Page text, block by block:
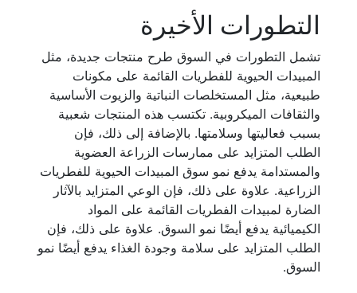
التطورات الأخيرة
تشمل التطورات في السوق طرح منتجات جديدة، مثل
المبيدات الحيوية للفطريات القائمة على مكونات
طبيعية، مثل المستخلصات النباتية والزيوت الأساسية
والثقافات الميكروبية. تكتسب هذه المنتجات شعبية
بسبب فعاليتها وسلامتها. بالإضافة إلى ذلك، فإن
الطلب المتزايد على ممارسات الزراعة العضوية
والمستدامة يدفع نمو سوق المبيدات الحيوية للفطريات
الزراعية. علاوة على ذلك، فإن الوعي المتزايد بالآثار
الضارة لمبيدات الفطريات القائمة على المواد
الكيميائية يدفع أيضًا نمو السوق. علاوة على ذلك، فإن
الطلب المتزايد على سلامة وجودة الغذاء يدفع أيضًا نمو
السوق.